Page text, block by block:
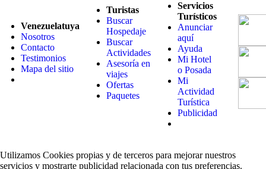
Venezuelatuya
Nosotros
Contacto
Testimonios
Mapa del sitio
Turistas
Buscar
Hospedaje
Buscar
Actividades
Asesoría en
viajes
Ofertas
Paquetes
Servicios
Turísticos
Anunciar
aquí
Ayuda
Mi Hotel
o Posada
Mi
Actividad
Turística
Publicidad
Utilizamos Cookies propias y de terceros para mejorar nuestros
servicios y mostrarte publicidad relacionada con tus preferencias.